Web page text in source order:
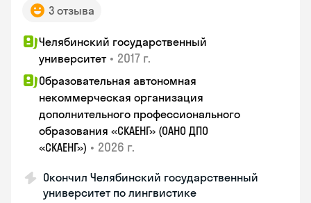
3 отзыва
Челябинский государственный
университет • 2017 г.
Образовательная автономная
некоммерческая организация
дополнительного профессионального
образования «СКАЕНГ» (ОАНО ДПО
«СКАЕНГ») • 2026 г.
Окончил Челябинский государственный
университет по лингвистике